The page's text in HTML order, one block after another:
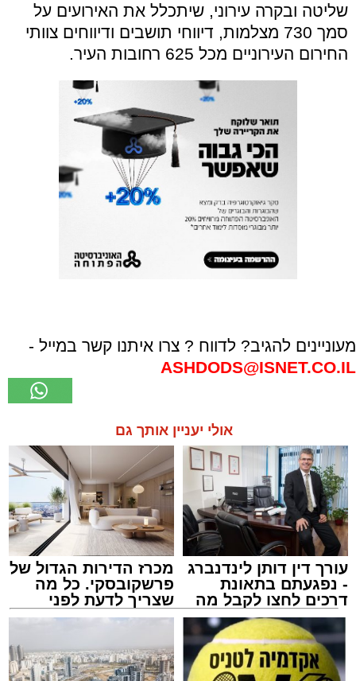
שליטה ובקרה עירוני, שיתכלל את האירועים על
סמך 730 מצלמות, דיווחי תושבים ודיווחים צוותי
החירום העירוניים מכל 625 רחובות העיר.
מעוניינים להגיב? לדווח ? צרו איתנו קשר במייל -
ASHDODS@ISNET.CO.IL
אולי יעניין אותך גם
עורך דין דותן לינדנברג
- נפגעתם בתאונת
דרכים לחצו לקבל מה
שמגיע לכם
מכרז הדירות הגדול של
פרשקובסקי. כל מה
שצריך לדעת לפני
שמגישים הצעה לדירה